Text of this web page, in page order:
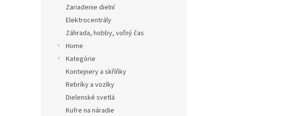
Zariadenie dielní
Elektrocentrály
Záhrada, hobby, voľný čas
Home
Kategórie
Kontejnery a skříňky
Rebríky a vozíky
Dielenské svetlá
Kufre na náradie